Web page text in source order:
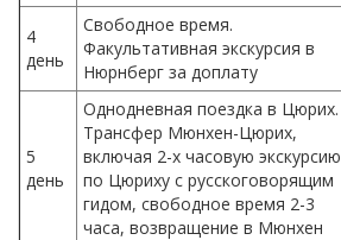
4
день
Свободное время.
Факультативная экскурсия в
Нюрнберг за доплату
5
день
Однодневная поездка в Цюрих.
Трансфер Мюнхен-Цюрих,
включая 2-х часовую экскурсию
по Цюриху с русскоговорящим
гидом, свободное время 2-3
часа, возвращение в Мюнхен